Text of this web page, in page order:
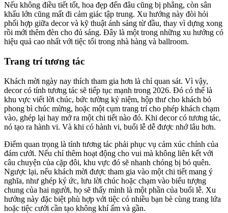
Nếu không điều tiết tốt, hoa đẹp đến đâu cũng bị phẳng, còn sân
khấu lớn cũng mất đi cảm giác tập trung. Xu hướng này đòi hỏi
phối hợp giữa decor và kỹ thuật ánh sáng từ đầu, thay vì dựng xong
rồi mới thêm đèn cho đủ sáng. Đây là một trong những xu hướng có
hiệu quả cao nhất với tiệc tối trong nhà hàng và ballroom.
Trang trí tương tác
Khách mời ngày nay thích tham gia hơn là chỉ quan sát. Vì vậy,
decor có tính tương tác sẽ tiếp tục mạnh trong 2026. Đó có thể là
khu vực viết lời chúc, bức tường kỷ niệm, hộp thư cho khách bỏ
phong bì chúc mừng, hoặc một cụm trang trí cho phép khách chạm
vào, ghép lại hay mở ra một chi tiết nào đó. Khi decor có tương tác,
nó tạo ra hành vi. Và khi có hành vi, buổi lễ dễ được nhớ lâu hơn.
Điểm quan trọng là tính tương tác phải phục vụ cảm xúc chính của
đám cưới. Nếu chỉ thêm hoạt động cho vui mà không liên kết với
câu chuyện của cặp đôi, khu vực đó sẽ nhanh chóng bị bỏ quên.
Ngược lại, nếu khách mời được tham gia vào một chi tiết mang ý
nghĩa, như ghép ký ức, lưu lời chúc hoặc chạm vào biểu tượng
chung của hai người, họ sẽ thấy mình là một phần của buổi lễ. Xu
hướng này đặc biệt phù hợp với tiệc có nhiều bạn bè cùng trang lứa
hoặc tiệc cưới cần tạo không khí ấm và gần.